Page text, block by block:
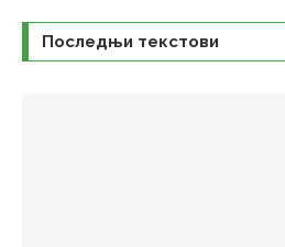
Последњи текстови